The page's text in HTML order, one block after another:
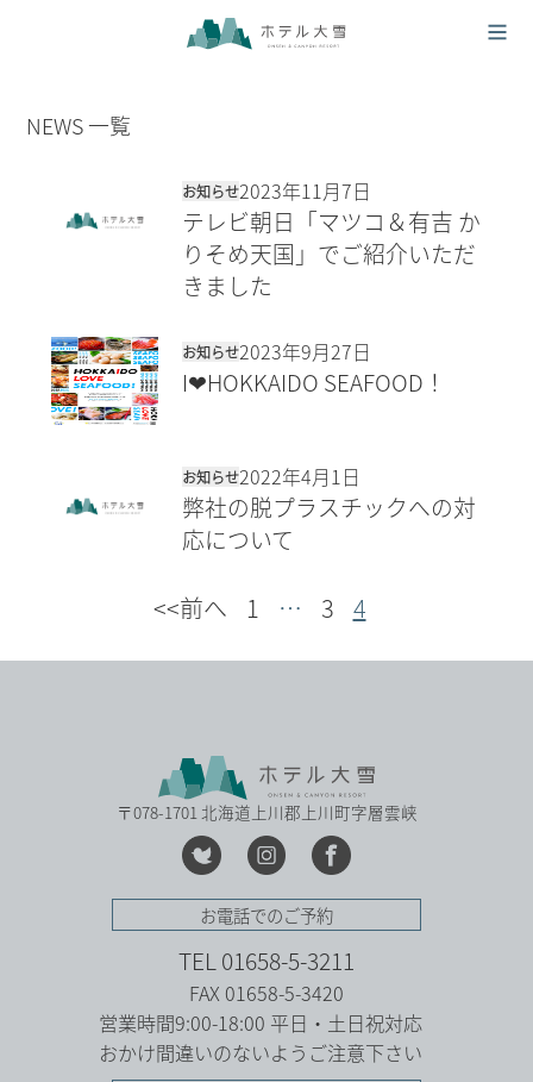
NEWS 一覧
お知らせ2023年11月7日
テレビ朝日「マツコ＆有吉 か
りそめ天国」でご紹介いただ
きました
お知らせ2023年9月27日
I❤HOKKAIDO SEAFOOD！
お知らせ2022年4月1日
弊社の脱プラスチックへの対
応について
<<前へ 1 … 3 4
〒078-1701 北海道上川郡上川町字層雲峡
お電話でのご予約
TEL 01658-5-3211
FAX 01658-5-3420
営業時間9:00-18:00 平日・土日祝対応
おかけ間違いのないようご注意下さい